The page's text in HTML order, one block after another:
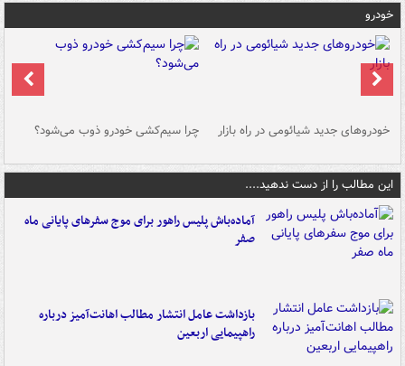
خودرو
خودروهای جدید شیائومی در راه بازار چرا سیم‌کشی خودرو ذوب می‌شود؟
این مطالب را از دست ندهید....
آماده‌باش پلیس راهور برای موج سفرهای پایانی ماه
صفر
بازداشت عامل انتشار مطالب اهانت‌آمیز درباره
راهپیمایی اربعین